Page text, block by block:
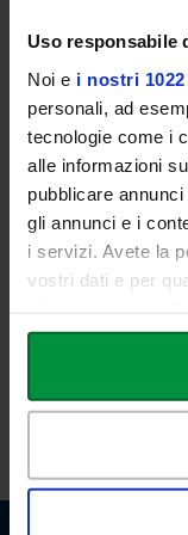
Uso responsabile
Noi e i nostri
personali, ad
tecnologie come i
alle informazioni
pubblicare
gli annunci e i
i servizi. Avete la
vostri dati e per
in cui avete
modificare o
momento dalla
Con il tuo
raccogliere
selezione di opere
agli ultimi due anni di
Marco Eusepi
fiamminga,
sapiente opere a
pittura
La mostra sarà